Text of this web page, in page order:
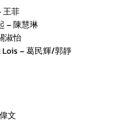
王菲
– 陳慧琳
淑怡
Lois – 葛民輝/郭靜
文